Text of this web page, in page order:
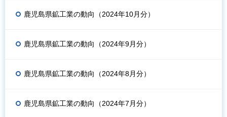
鹿児島県鉱工業の動向（2024年10月分）
鹿児島県鉱工業の動向（2024年9月分）
鹿児島県鉱工業の動向（2024年8月分）
鹿児島県鉱工業の動向（2024年7月分）